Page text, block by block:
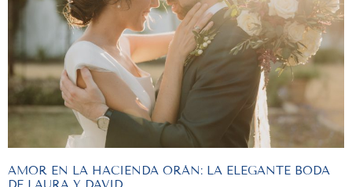
AMOR EN LA HACIENDA ORÁN: LA ELEGANTE BODA